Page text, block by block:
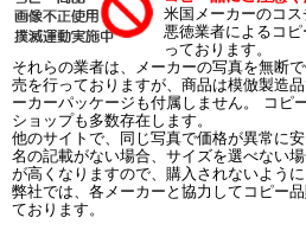
米国メーカーのコ
悪徳業者によるコ
っております。
それらの業者は、メーカーの写真を無断
売を行っておりますが、商品は模倣製造
ーカーパッケージも付属しません。 コピ
ショップも多数存在します。
他のサイトで、同じ写真で価格が異常に
名の記載がない場合、サイズを選べない
が高くなりますので、購入されないように
弊社では、各メーカーと協力してコピー
ております。